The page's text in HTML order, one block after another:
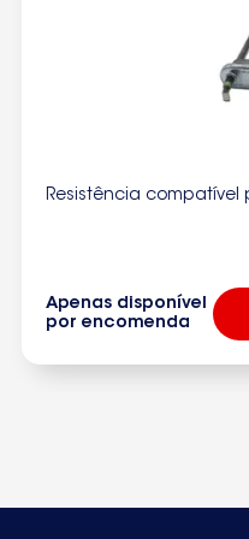
Resistência compatível
Apenas disponível
por encomenda